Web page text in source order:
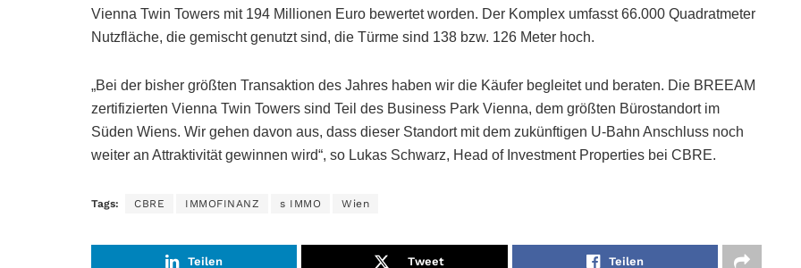
Vienna Twin Towers mit 194 Millionen Euro bewertet worden. Der Komplex umfasst 66.000 Quadratmeter
Nutzfläche, die gemischt genutzt sind, die Türme sind 138 bzw. 126 Meter hoch.
„Bei der bisher größten Transaktion des Jahres haben wir die Käufer begleitet und beraten. Die BREEAM
zertifizierten Vienna Twin Towers sind Teil des Business Park Vienna, dem größten Bürostandort im
Süden Wiens. Wir gehen davon aus, dass dieser Standort mit dem zukünftigen U-Bahn Anschluss noch
weiter an Attraktivität gewinnen wird“, so Lukas Schwarz, Head of Investment Properties bei CBRE.
Tags: CBRE IMMOFINANZ s IMMO Wien
Teilen Tweet Teilen